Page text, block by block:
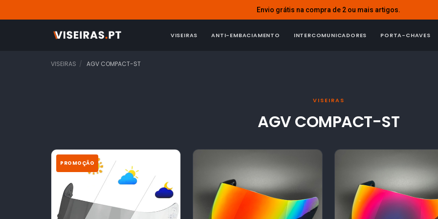
Envio grátis na compra de 2 ou mais artigos.
VISEIRAS ANTI-EMBACIAMENTO INTERCOMUNICADORES PORTA-CHAVES
VISEIRAS AGV COMPACT-ST
VISEIRAS
AGV COMPACT-ST
PROMOÇÃO